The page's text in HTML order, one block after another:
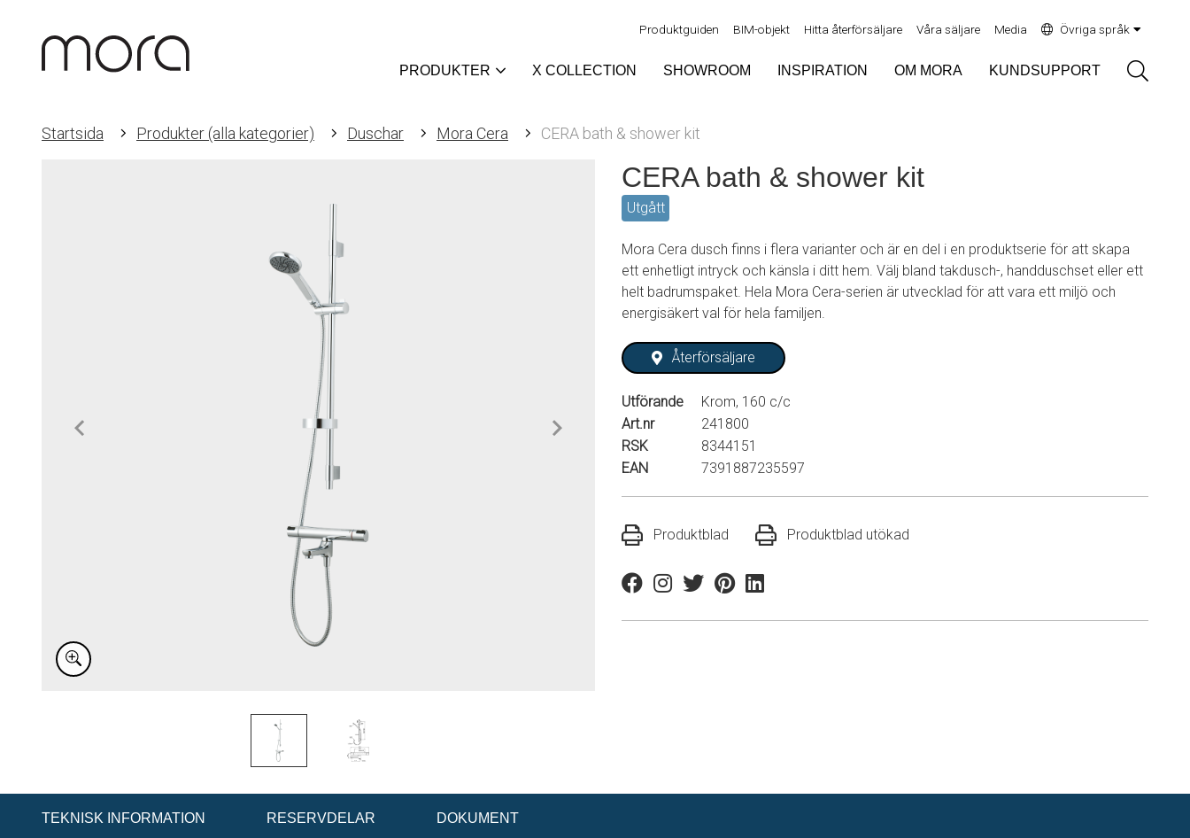
Produktguiden BIM-objekt Hitta återförsäljare Våra säljare Media Övriga språk
PRODUKTER X COLLECTION SHOWROOM INSPIRATION OM MORA KUNDSUPPORT
Startsida Produkter (alla kategorier) Duschar Mora Cera CERA bath & shower kit
CERA bath & shower kit
Utgått
Mora Cera dusch finns i flera varianter och är en del i en produktserie för att skapa
ett enhetligt intryck och känsla i ditt hem. Välj bland takdusch-, handduschset eller ett
helt badrumspaket. Hela Mora Cera-serien är utvecklad för att vara ett miljö och
energisäkert val för hela familjen.
Återförsäljare
Utförande
Krom, 160 c/c
Art.nr
241800
RSK
8344151
EAN
7391887235597
Produktblad Produktblad utökad
FacebookInstagram
TwitterPinterestLinkedin
TEKNISK INFORMATION RESERVDELAR DOKUMENT